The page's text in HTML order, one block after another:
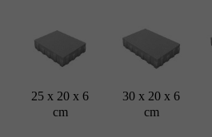
25 x 20 x 6
cm
30 x 20 x 6
cm